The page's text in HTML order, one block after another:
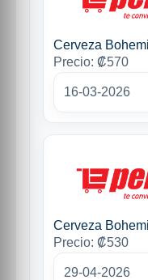
Cerveza
Precio: ₡570
16-03-2026
Cerveza
Precio: ₡530
29-04-2026